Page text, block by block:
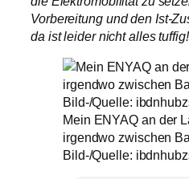
Vorbereitung und den Ist-
da ist leider nicht alles tuffig!
Mein ENYAQ an der
irgendwo zwischen
Bild-/Quelle: